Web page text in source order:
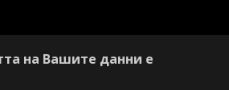
на Вашите данни е